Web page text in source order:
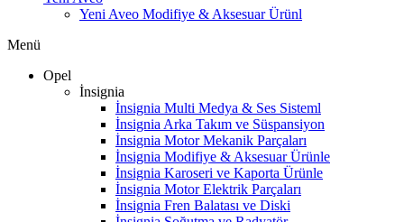
Yeni Aveo Modifiye & Aksesuar Ürünl
Menü
Opel
İnsignia
İnsignia Multi Medya & Ses Sisteml
İnsignia Arka Takım ve Süspansiyon
İnsignia Motor Mekanik Parçaları
İnsignia Modifiye & Aksesuar Ürünle
İnsignia Karoseri ve Kaporta Ürünle
İnsignia Motor Elektrik Parçaları
İnsignia Fren Balatası ve Diski